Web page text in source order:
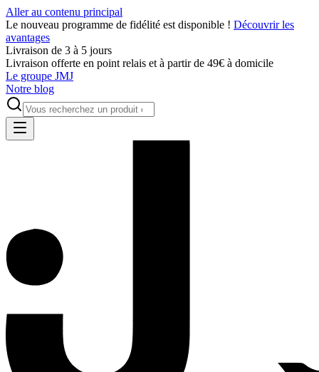
Aller au contenu principal
Le nouveau programme de fidélité est disponible ! Découvrir les
avantages
Livraison de 3 à 5 jours
Livraison offerte en point relais et à partir de 49€ à domicile
Le groupe JMJ
Notre blog